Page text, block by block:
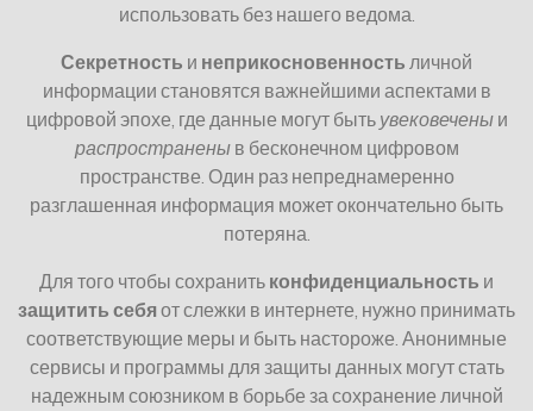
использовать без нашего ведома.
Секретность и неприкосновенность личной
информации становятся важнейшими аспектами в
цифровой эпохе, где данные могут быть увековеченыи
распространеныв бесконечном цифровом
пространстве. Один раз непреднамеренно
разглашенная информация может окончательно быть
потеряна.
Для того чтобы сохранить конфиденциальность и
защитить себяот слежки в интернете, нужно принимать
соответствующие меры и быть настороже. Анонимные
сервисы и программы для защиты данных могут стать
надежным союзником в борьбе за сохранение личной